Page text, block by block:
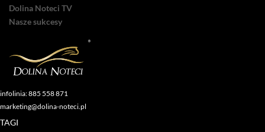
Dolina Noteci TV
Nasze sukcesy
infolinia: 885 558 871
marketing@dolina-noteci.pl
TAGI